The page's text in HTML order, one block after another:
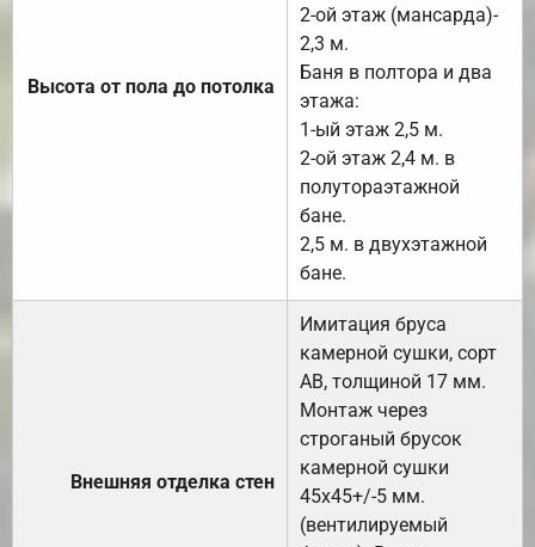
Высота от пола до потолка
2-ой этаж (мансарда)-
2,3 м.
Баня в полтора и два
этажа:
1-ый этаж 2,5 м.
2-ой этаж 2,4 м. в
полутораэтажной
бане.
2,5 м. в двухэтажной
бане.
Внешняя отделка стен
Имитация бруса
камерной сушки, сорт
АВ, толщиной 17 мм.
Монтаж через
строганый брусок
камерной сушки
45х45+/-5 мм.
(вентилируемый